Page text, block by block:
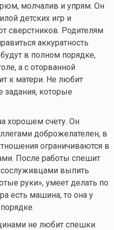
молчалив и упрям. Он
детских игр и
сверстников. Родителям
аккуратность
в полном порядке,
а с оторванной
к матери. Не любит
которые
хорошем счету. Он
доброжелателен, в
ограничиваются в
После работы спешит
выпить
руки», умеет делать по
есть машина, то она у
не любит спешки.